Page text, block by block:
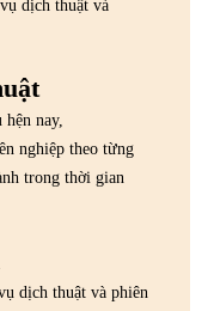
dịch thuật và
hện nay,
nghiệp theo từng
trong thời gian
dịch thuật và phiên